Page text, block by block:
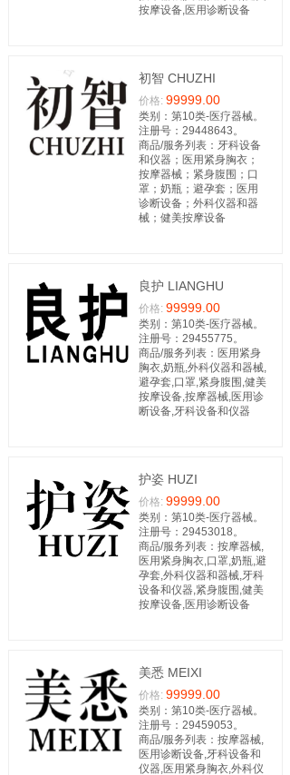
按摩设备,医用诊断设备
初智 CHUZHI
价格: 99999.00
类别：第10类-医疗器械。
注册号：29448643。
商品/服务列表：牙科设备
和仪器；医用紧身胸衣；
按摩器械；紧身腹围；口
罩；奶瓶；避孕套；医用
诊断设备；外科仪器和器
械；健美按摩设备
良护 LIANGHU
价格: 99999.00
类别：第10类-医疗器械。
注册号：29455775。
商品/服务列表：医用紧身
胸衣,奶瓶,外科仪器和器械,
避孕套,口罩,紧身腹围,健美
按摩设备,按摩器械,医用诊
断设备,牙科设备和仪器
护姿 HUZI
价格: 99999.00
类别：第10类-医疗器械。
注册号：29453018。
商品/服务列表：按摩器械,
医用紧身胸衣,口罩,奶瓶,避
孕套,外科仪器和器械,牙科
设备和仪器,紧身腹围,健美
按摩设备,医用诊断设备
美悉 MEIXI
价格: 99999.00
类别：第10类-医疗器械。
注册号：29459053。
商品/服务列表：按摩器械,
医用诊断设备,牙科设备和
仪器,医用紧身胸衣,外科仪